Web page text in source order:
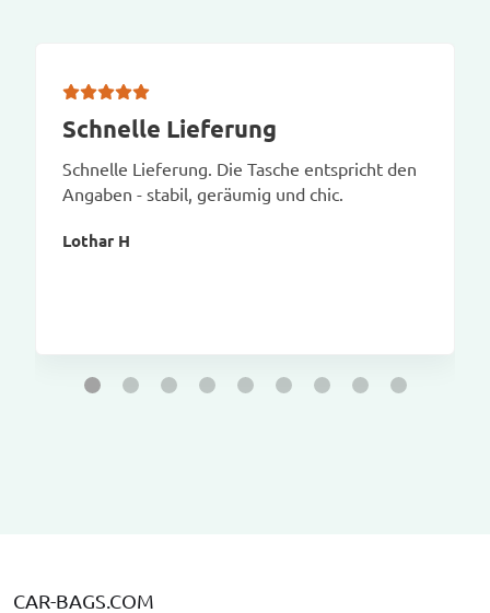
Schnelle Lieferung
Schnelle Lieferung. Die Tasche entspricht den
Angaben - stabil, geräumig und chic.
Lothar H
CAR-BAGS.COM